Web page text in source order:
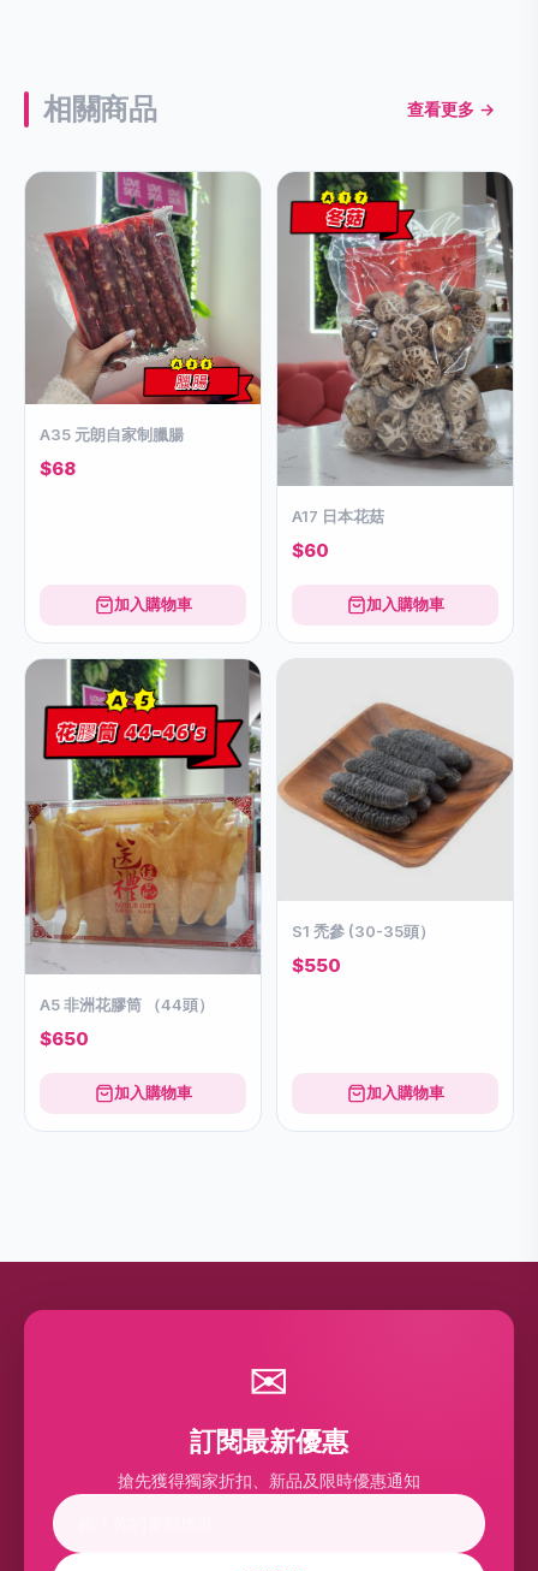
相關商品 查看更多 →
A35 元朗自家制臘腸
$68
加入購物車
A17 日本花菇
$60
加入購物車
A5 非洲花膠筒 （44頭）
$650
加入購物車
S1 禿參 (30-35頭）
$550
加入購物車
✉
訂閱最新優惠
搶先獲得獨家折扣、新品及限時優惠通知